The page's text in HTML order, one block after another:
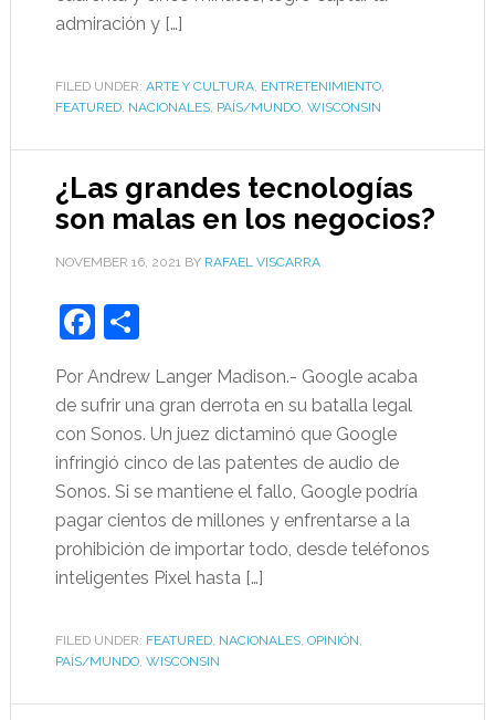
admiración y […]
FILED UNDER: ARTE Y CULTURA, ENTRETENIMIENTO,
FEATURED, NACIONALES, PAÍS/MUNDO, WISCONSIN
¿Las grandes tecnologías
son malas en los negocios?
NOVEMBER 16, 2021BY RAFAEL VISCARRA
Facebook
Share
Por Andrew Langer Madison.- Google acaba
de sufrir una gran derrota en su batalla legal
con Sonos. Un juez dictaminó que Google
infringió cinco de las patentes de audio de
Sonos. Si se mantiene el fallo, Google podría
pagar cientos de millones y enfrentarse a la
prohibición de importar todo, desde teléfonos
inteligentes Pixel hasta […]
FILED UNDER: FEATURED, NACIONALES, OPINIÓN,
PAÍS/MUNDO, WISCONSIN